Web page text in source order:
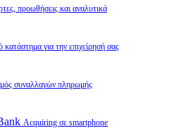
προωθήσεις και αναλυτικά
κατάστημα για την επιχείρησή σας
συναλλαγών πληρωμής
Acquiring σε smartphone